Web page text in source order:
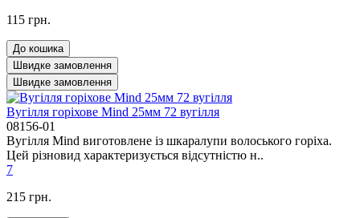
115 грн.
До кошика
Швидке замовлення
Швидке замовлення
Вугілля горіхове Mind 25мм 72 вугілля
08156-01
Вугілля Mind виготовлене із шкаралупи волоського горіха.
Цей різновид характеризується відсутністю н..
7
215 грн.